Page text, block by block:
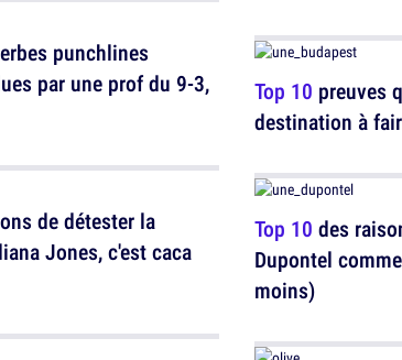
punchlines
par une prof du 9-3,
de détester la
Jones, c'est caca
Top 10 preuves
destination à
Top 10 des
Dupontel
moins)